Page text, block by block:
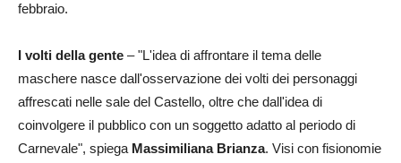
febbraio.
I volti della gente – "L'idea di affrontare il tema delle
maschere nasce dall'osservazione dei volti dei personaggi
affrescati nelle sale del Castello, oltre che dall'idea di
coinvolgere il pubblico con un soggetto adatto al periodo di
Carnevale", spiega Massimiliana Brianza. Visi con fisionomie